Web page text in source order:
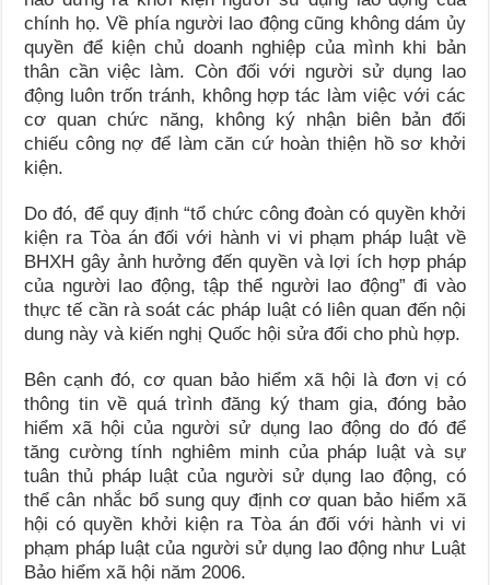
chính họ. Về phía người lao động cũng không dám ủy
quyền để kiện chủ doanh nghiệp của mình khi bản
thân cần việc làm. Còn đối với người sử dụng lao
động luôn trốn tránh, không hợp tác làm việc với các
cơ quan chức năng, không ký nhận biên bản đối
chiếu công nợ để làm căn cứ hoàn thiện hồ sơ khởi
kiện.
Do đó, để quy định “tổ chức công đoàn có quyền khởi
kiện ra Tòa án đối với hành vi vi phạm pháp luật về
BHXH gây ảnh hưởng đến quyền và lợi ích hợp pháp
của người lao động, tập thể người lao động” đi vào
thực tế cần rà soát các pháp luật có liên quan đến nội
dung này và kiến nghị Quốc hội sửa đổi cho phù hợp.
Bên cạnh đó, cơ quan bảo hiểm xã hội là đơn vị có
thông tin về quá trình đăng ký tham gia, đóng bảo
hiểm xã hội của người sử dụng lao động do đó để
tăng cường tính nghiêm minh của pháp luật và sự
tuân thủ pháp luật của người sử dụng lao động, có
thể cân nhắc bổ sung quy định cơ quan bảo hiểm xã
hội có quyền khởi kiện ra Tòa án đối với hành vi vi
phạm pháp luật của người sử dụng lao động như Luật
Bảo hiểm xã hội năm 2006.